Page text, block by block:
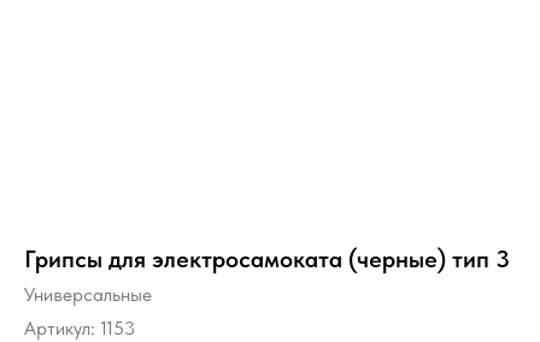
Грипсы для электросамоката (черные) тип 3
Универсальные
Артикул: 1153